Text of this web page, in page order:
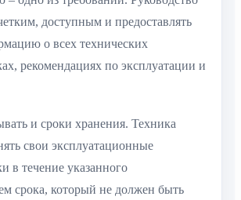
доступным и предоставлять
о всех технических
рекомендациях по эксплуатации и
и сроки хранения. Техника
свои эксплуатационные
в течение указанного
срока, который не должен быть